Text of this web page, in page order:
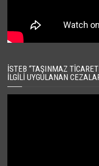
İSTEB “TAŞINMAZ
İLGILI UYGULANAN